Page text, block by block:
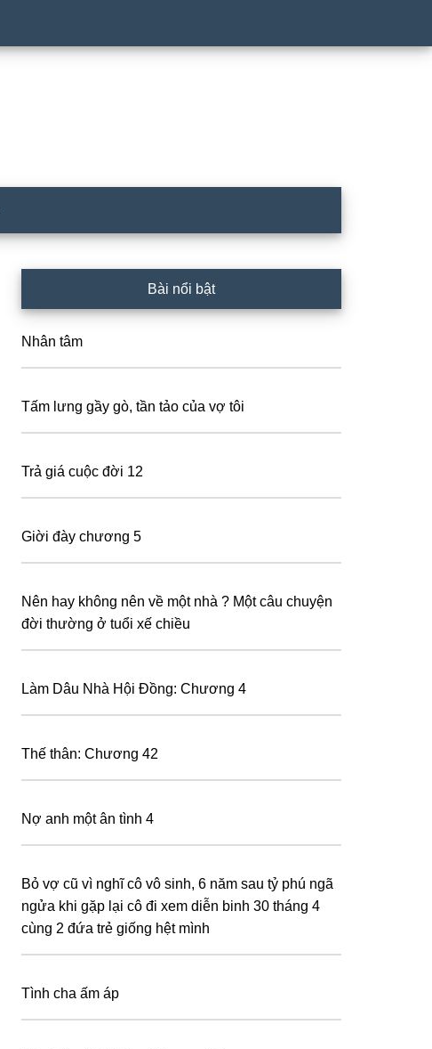
Sidebar
Bài nổi bật
Nhân tâm
Tấm lưng gầy gò, tần tảo của vợ tôi
Trả giá cuộc đời 12
Giời đày chương 5
Nên hay không nên về một nhà ? Một câu chuyện
đời thường ở tuổi xế chiều
Làm Dâu Nhà Hội Đồng: Chương 4
Thế thân: Chương 42
Nợ anh một ân tình 4
Bỏ vợ cũ vì nghĩ cô vô sinh, 6 năm sau tỷ phú ngã
ngửa khi gặp lại cô đi xem diễn binh 30 tháng 4
cùng 2 đứa trẻ giống hệt mình
Tình cha ấm áp